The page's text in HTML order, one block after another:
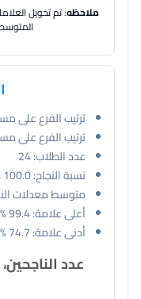
ملاحظه
المتوسط 100 ليتناسب مع
ترتيب الفرع على
ترتيب الفرع على
عدد الطلاب:24
نسبة النجاح:100.0 %
متوسط معدلات
أعلى علامة:99.4 %
أدنى علامة:74.7 %
عدد